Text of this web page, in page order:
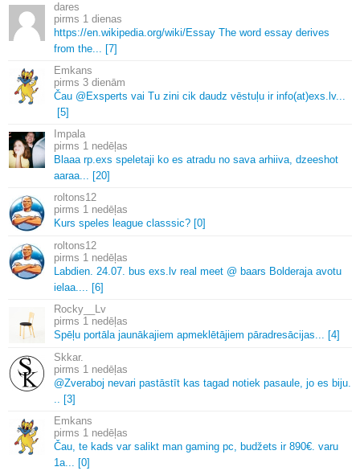
dares
1 dienas
https://en.wikipedia.org/wiki/Essay The word essay derives
from the... [7]
Emkans
3 dienām
Čau @Exsperts vai Tu zini cik daudz vēstuļu ir info(at)exs. lv...
[5]
Impala
1 nedēļas
Blaaa rp.exs speletaji ko es atradu no sava arhiiva, dzeeshot
aaraa... [20]
roltons12
1 nedēļas
Kurs speles league classsic? [0]
roltons12
1 nedēļas
Labdien. 24.07. bus exs. lv real meet @ baars Bolderaja avotu
ielaa.... [6]
Rocky__Lv
1 nedēļas
Spēļu portāla jaunākajiem apmeklētājiem pāradresācijas... [4]
Skkar.
1 nedēļas
@Zveraboj nevari pastāstīt kas tagad notiek pasaule, jo es biju.
.. [3]
Emkans
1 nedēļas
Čau, te kads var salikt man gaming pc, budžets ir 890€. varu
1a... [0]